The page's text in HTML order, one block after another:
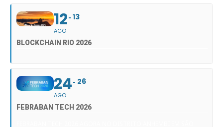
12
AGO
13
BLOCKCHAIN RIO 2026
24
AGO
26
FEBRABAN TECH 2026